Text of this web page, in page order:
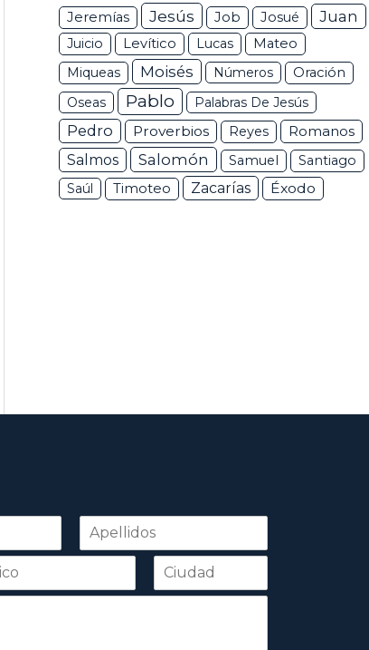
Jeremías Jesús Job Josué Juan
Juicio Levítico Lucas
Mateo
Miqueas
Moisés Números
Oración
Oseas
Pablo Palabras De Jesús
Pedro Proverbios Reyes
Romanos
Salmos
Salomón Samuel
Santiago
Saúl
Timoteo Zacarías Éxodo
Apellidos